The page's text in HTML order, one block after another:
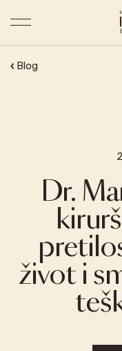
Blog
Dr.
život i